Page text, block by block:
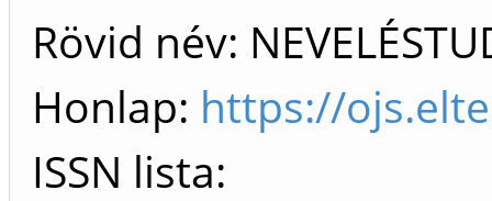
Rövid név:
Honlap: https://
ISSN lista